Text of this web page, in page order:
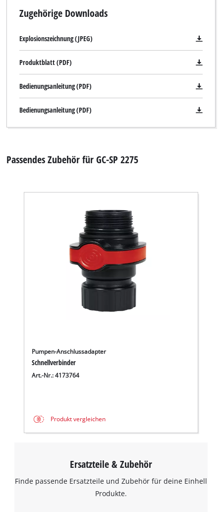
Zugehörige Downloads
Explosionszeichnung (JPEG)
Produktblatt (PDF)
Bedienungsanleitung (PDF)
Bedienungsanleitung (PDF)
Passendes Zubehör für GC-SP 2275
Pumpen-Anschlussadapter
Schnellverbinder
Art.-Nr.: 4173764
Produkt vergleichen
Ersatzteile & Zubehör
Finde passende Ersatzteile und Zubehör für deine Einhell
Produkte.